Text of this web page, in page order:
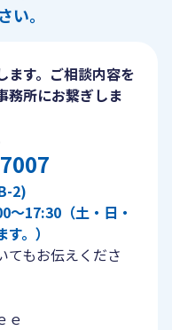
い。
ます。ご相談内容を
務所にお繋ぎしま
2)
〜17:30（土・日・
。）
てもお伝えくださ
ｅ